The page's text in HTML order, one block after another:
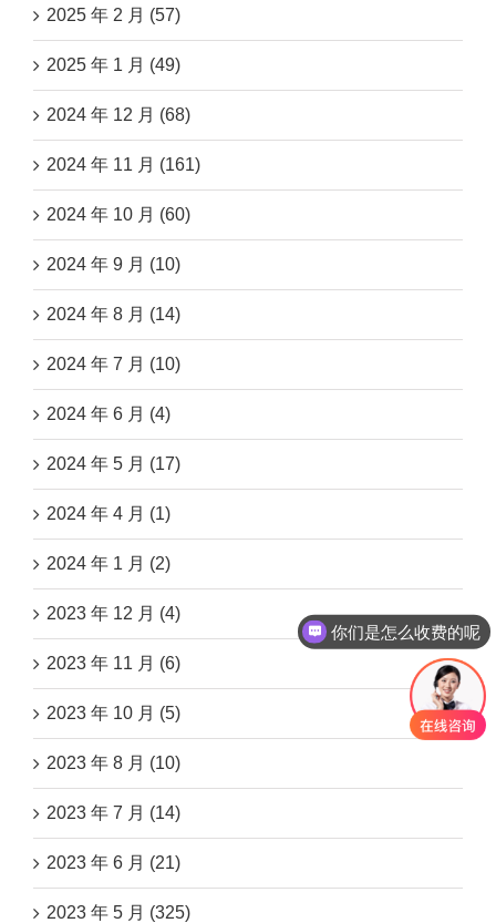
2025 年 2 月 (57)
2025 年 1 月 (49)
2024 年 12 月 (68)
2024 年 11 月 (161)
2024 年 10 月 (60)
2024 年 9 月 (10)
2024 年 8 月 (14)
2024 年 7 月 (10)
2024 年 6 月 (4)
2024 年 5 月 (17)
2024 年 4 月 (1)
2024 年 1 月 (2)
2023 年 12 月 (4)
2023 年 11 月 (6)
2023 年 10 月 (5)
2023 年 8 月 (10)
2023 年 7 月 (14)
2023 年 6 月 (21)
2023 年 5 月 (325)
你们是怎么收费的呢